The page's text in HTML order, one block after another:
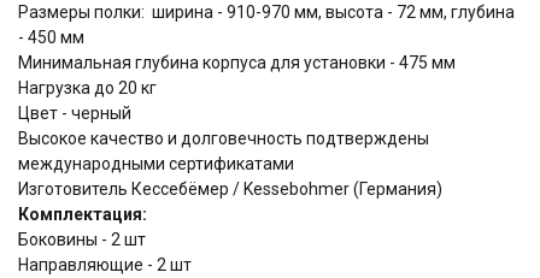
Размеры полки: ширина - 910-970 мм, высота - 72 мм, глубина
- 450 мм
Минимальная глубина корпуса для установки - 475 мм
Нагрузка до 20 кг
Цвет - черный
Высокое качество и долговечность подтверждены
международными сертификатами
Изготовитель Кессебёмер / Kessebohmer (Германия)
Комплектация:
Боковины - 2 шт
Направляющие - 2 шт